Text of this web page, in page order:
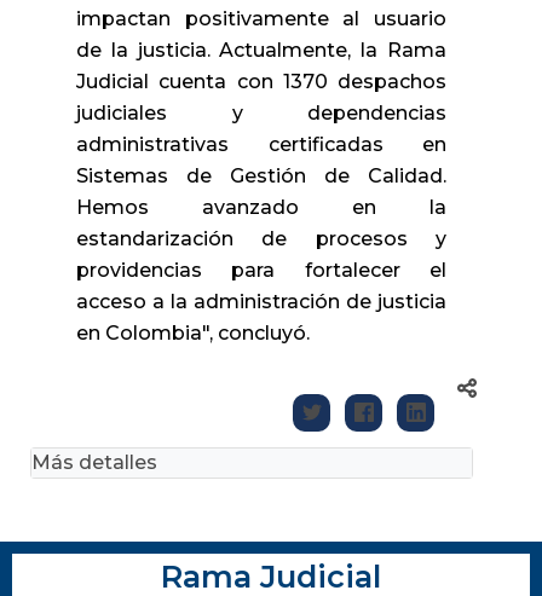
impactan positivamente al usuario
de la justicia. Actualmente, la Rama
Judicial cuenta con 1370 despachos
judiciales y dependencias
administrativas certificadas en
Sistemas de Gestión de Calidad.
Hemos avanzado en la
estandarización de procesos y
providencias para fortalecer el
acceso a la administración de justicia
en Colombia", concluyó.
Más detalles
Rama Judicial